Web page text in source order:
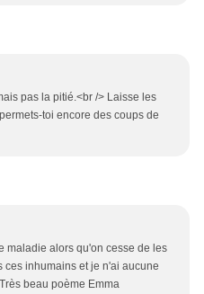
pas la pitié.<br /> Laisse les
toi encore des coups de
maladie alors qu'on cesse de les
inhumains et je n'ai aucune
beau poème Emma